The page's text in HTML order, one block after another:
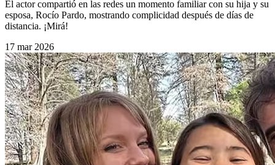
El actor compartió en las redes un momento familiar con su hija y su
esposa, Rocío Pardo, mostrando complicidad después de días de
distancia. ¡Mirá!
17 mar 2026